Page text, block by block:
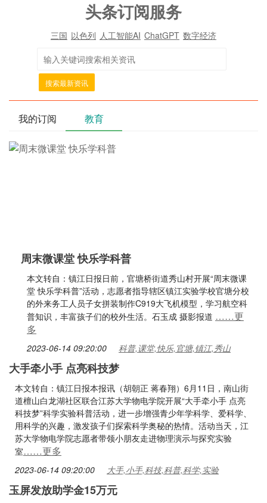
头条订阅服务
三国 以色列 人工智能AI ChatGPT 数字经济
搜索最新资讯
我的订阅 教育
周末微课堂 快乐学科普
本文转自：镇江日报日前，官塘桥街道秀山村开展“周末微课
堂 快乐学科普”活动，志愿者指导辖区镇江实验学校官塘分校
的外来务工人员子女拼装制作C919大飞机模型，学习航空科
普知识，丰富孩子们的校外生活。石玉成 摄影报道 ……更
多
2023-06-14 09:20:00 科普,课堂,快乐,官塘,镇江,秀山
大手牵小手 点亮科技梦
本文转自：镇江日报本报讯（胡朝正 蒋春翔）6月11日，南山街
道檀山白龙湖社区联合江苏大学物电学院开展“大手牵小手 点亮
科技梦”科学实验科普活动，进一步增强青少年学科学、爱科学、
用科学的兴趣，激发孩子们探索科学奥秘的热情。活动当天，江
苏大学物电学院志愿者带领小朋友走进物理演示与探究实验
室……更多
2023-06-14 09:20:00 大手,小手,科技,科普,科学,实验
玉屏发放助学金15万元